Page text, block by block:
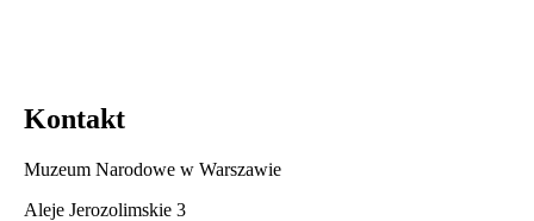
Kontakt
Muzeum Narodowe w Warszawie
Aleje Jerozolimskie 3